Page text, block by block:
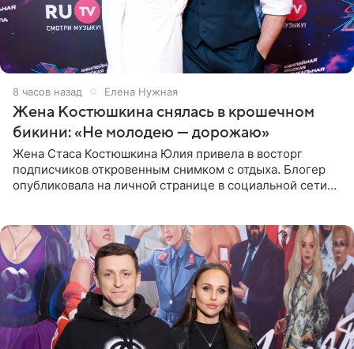
8 часов назад Елена Нужная
Жена Костюшкина снялась в крошечном
бикини: «Не молодею — дорожаю»
Жена Стаса Костюшкина Юлия привела в восторг
подписчиков откровенным снимком с отдыха. Блогер
опубликовала на личной странице в социальной сети